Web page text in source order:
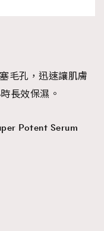
毛孔，迅速讓肌膚
長效保濕。
Potent Serum